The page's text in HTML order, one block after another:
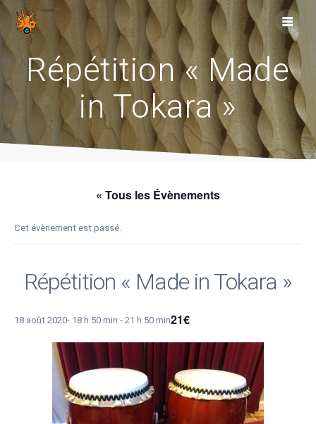
to
content
Répétition « Made
in Tokara »
« Tous les Évènements
Cet évènement est passé.
Répétition « Made in Tokara »
18 août 2020- 18 h 50 min - 21 h 50 min21€